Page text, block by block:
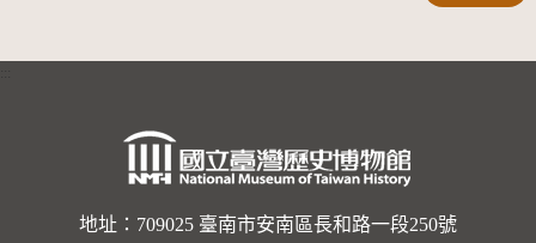
的依戀—
勒大地之
歌]【對
世界與生
地址：709025 臺南市安南區長和路一段250號